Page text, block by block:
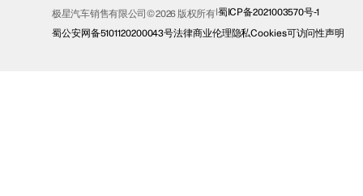
极星汽车销售有限公司© 2026 版权所有 蜀ICP备2021003570号-1
蜀公安网备5101120200043号法律商业伦理隐私Cookies可访问性声明